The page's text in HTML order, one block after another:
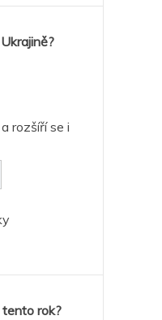
rozšíří se i
tento rok?